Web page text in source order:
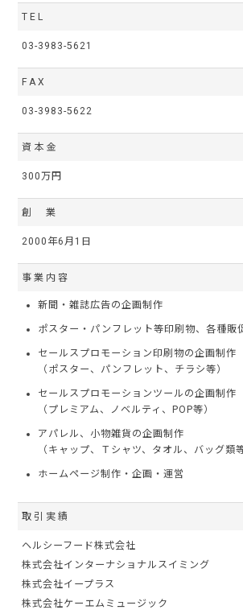
TEL
03-3983-5621
FAX
03-3983-5622
資本金
300万円
創 業
2000年6月1日
事業内容
新聞・雑誌広告の企画制作
ポスター・パンフレット等印刷物、各種販
セールスプロモーション印刷物の企画制作
（ポスター、パンフレット、チラシ等）
セールスプロモーションツールの企画制作
（プレミアム、ノベルティ、POP等）
アパレル、小物雑貨の企画制作
（キャップ、Ｔシャツ、タオル、バッグ類
ホームページ制作・企画・運営
取引実績
ヘルシーフード株式会社
株式会社インターナショナルスイミング
株式会社イープラス
株式会社ケーエムミュージック